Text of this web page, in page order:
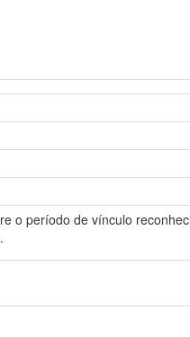
o período de vínculo